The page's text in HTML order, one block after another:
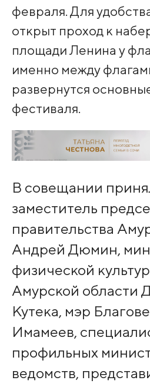
февраля. Для
открыт проход к
площади Ленина у
именно между
развернутся
фестиваля.
В совещании
заместитель
правительства
Андрей Дюмин,
физической
Амурской области
Кутека, мэр
Имамеев,
профильных
ведомств,